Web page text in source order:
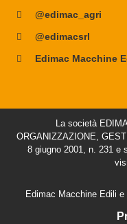
@edimac_agri
@edimacsrl
Edimac Macchine
La società
ORGANIZZAZIONE,
8 giugno 2001, n. 231 e
Edimac Macchine Edili e